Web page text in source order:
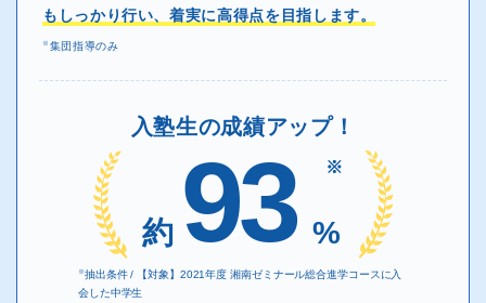
もしっかり行い、着実に高得点を目指します。
※ 集団指導のみ
入塾生の成績アップ！
約 93 %
※
※抽出条件 / 【対象】2021年度 湘南ゼミナール総合進学コースに入
会した中学生